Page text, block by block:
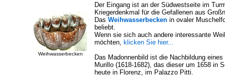
Weihwasserbecken
Der Eingang ist an der Südwestseite im
Kriegerdenkmal für die Gefallenen aus
Das Weihwasserbecken in ovaler
beliebt.
Wenn sie sich auch andere interessante
möchten,
klicken Sie hier...
Das Madonnenbild ist die Nachbildung
Murillo (1618-1682), das dieser um 1658 in
heute in Florenz, im Palazzo Pitti.